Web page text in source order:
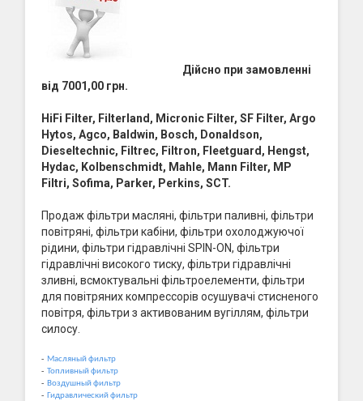
Дійсно при замовленні
від 7001,00 грн.
HiFi Filter, Filterland, Micronic Filter, SF Filter, Argo
Hytos, Agco, Baldwin, Bosch, Donaldson,
Dieseltechnic, Filtrec, Filtron, Fleetguard, Hengst,
Hydac, Kolbenschmidt, Mahle, Mann Filter, MP
Filtri, Sofima, Parker, Perkins, SCT.
Продаж фільтри масляні, фільтри паливні, фільтри
повітряні, фільтри кабіни, фільтри охолоджуючої
рідини, фільтри гідравлічні SPIN-ON, фільтри
гідравлічні високого тиску, фільтри гідравлічні
зливні, всмоктувальні фільтроелементи, фільтри
для повітряних компрессорів осушувачі стисненого
повітря, фільтри з активованим вугіллям, фільтри
силосу.
- Масляный фильтр
- Топливный фильтр
- Воздушный фильтр
- Гидравлический фильтр